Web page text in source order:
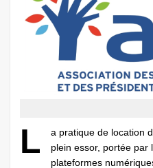
L
a pratique de location
plein essor, portée par
plateformes